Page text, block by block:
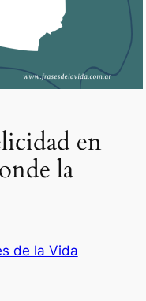
en
la
de la Vida